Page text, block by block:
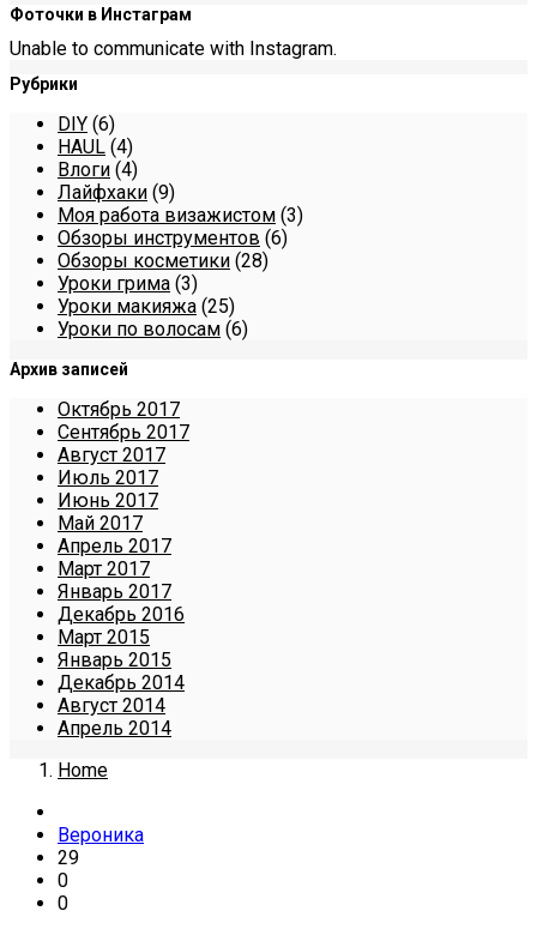
Фоточки в Инстаграм
Unable to communicate with Instagram.
Рубрики
DIY (6)
HAUL (4)
Влоги (4)
Лайфхаки (9)
Моя работа визажистом (3)
Обзоры инструментов (6)
Обзоры косметики (28)
Уроки грима (3)
Уроки макияжа (25)
Уроки по волосам (6)
Архив записей
Октябрь 2017
Сентябрь 2017
Август 2017
Июль 2017
Июнь 2017
Май 2017
Апрель 2017
Март 2017
Январь 2017
Декабрь 2016
Март 2015
Январь 2015
Декабрь 2014
Август 2014
Апрель 2014
Home
Вероника
29
0
0